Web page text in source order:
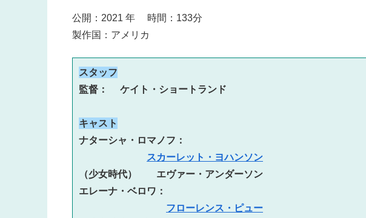
公開：2021 年 時間：133分
製作国：アメリカ
スタッフ
監督：  ケイト・ショートランド
キャスト
ナターシャ・ロマノフ：
スカーレット・ヨハンソン
（少女時代）
エヴァー・アンダーソン
エレーナ・ベロワ：
フローレンス・ピュー